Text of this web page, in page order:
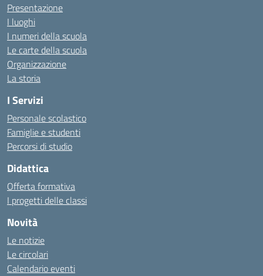
Presentazione
I luoghi
I numeri della scuola
Le carte della scuola
Organizzazione
La storia
I Servizi
Personale scolastico
Famiglie e studenti
Percorsi di studio
Didattica
Offerta formativa
I progetti delle classi
Novità
Le notizie
Le circolari
Calendario eventi